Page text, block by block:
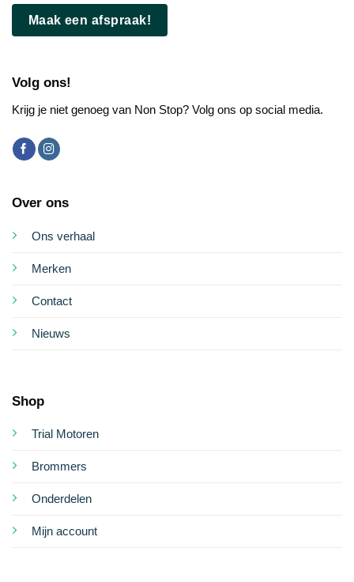
Maak een afspraak!
Volg ons!
Krijg je niet genoeg van Non Stop? Volg ons op social media.
Over ons
Ons verhaal
Merken
Contact
Nieuws
Shop
Trial Motoren
Brommers
Onderdelen
Mijn account